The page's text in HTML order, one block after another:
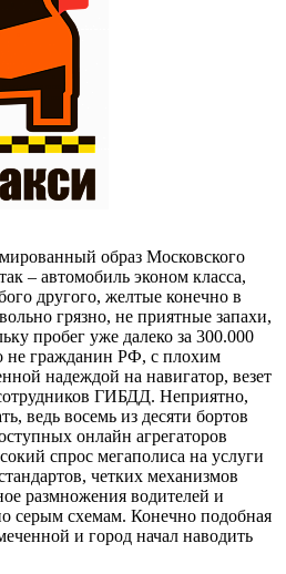
образ Московского
– автомобиль эконом класса,
другого, желтые конечно в
грязно, не приятные запахи,
пробег уже далеко за 300.000
не гражданин РФ, с плохим
надеждой на навигатор, везет
ГИБДД. Неприятно,
ведь восемь из десяти бортов
онлайн агрегаторов
спрос мегаполиса на услуги
четких механизмов
размножения водителей и
серым схемам. Конечно подобная
и город начал наводить